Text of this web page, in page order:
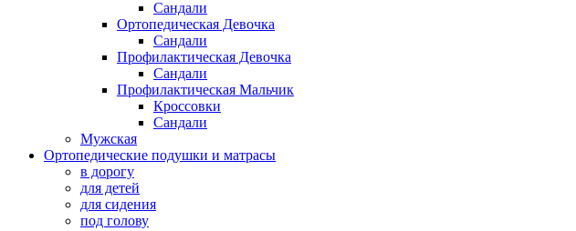
Сандали
Ортопедическая Девочка
Сандали
Профилактическая Девочка
Сандали
Профилактическая Мальчик
Кроссовки
Сандали
Мужская
Ортопедические подушки и матрасы
в дорогу
для детей
для сидения
под голову